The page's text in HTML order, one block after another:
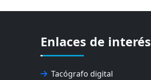
Enlaces de interés
Tacógrafo digital